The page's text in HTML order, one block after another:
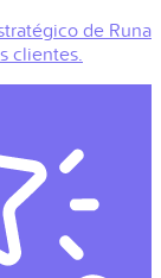
de Runa
clientes.